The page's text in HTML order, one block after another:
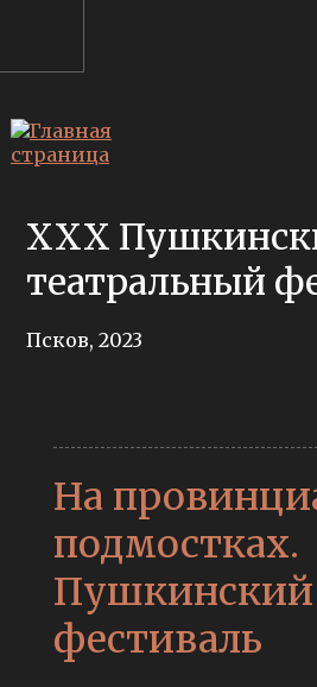
XXX
театральный
Псков, 2023
На
подмостках.
Пушкинский
фестиваль